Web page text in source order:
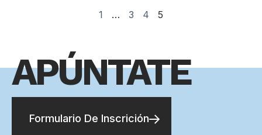
1 … 3 4 5
APÚNTATE
Formulario De Inscrición